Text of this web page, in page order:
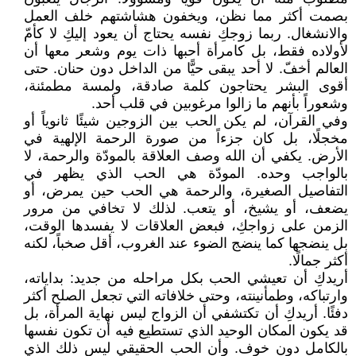
بصمت أكثر مما نظن، ويخفون هشاشتهم خلف العمل
والانشغال. ربما زوجكِ نفسه يحتاج أن يعود إليكِ لا كأمّ
لأولاده فقط، بل كامرأة أحبها ذات يوم وشعر معها أن
العالم أخفّ. لا أحد يبقى حيًّا من الداخل دون حنان. حتى
أقوى البشر يحتاجون كلمة صادقة، ولمسة مطمئنة،
وشعوراً بأنهم ما زالوا مرغوبين في قلب أحد.
وفي القرآن، لم يكن الحب بين الزوجين شيئًا ثانوياً أو
مخجلًا، بل كان جزءاً من صورة الرحمة الإلهية في
الأرض. يكفي أن الله وصف العلاقة بالمودّة والرحمة، لا
بالواجب وحده. المودّة هي الحب الذي يظهر في
التفاصيل الصغيرة، والرحمة هي الحب حين يمرض، أو
يضعف، أو يشيخ، أو يتعب. لذلك لا تخافي من مرور
الزمن على زواجكِ، فبعض العلاقات لا يفسدها الوقت،
بل ينضجها كما ينضج الضوء عند الغروب، أقل صخباً، لكنه
أكثر جمالًا.
أريدكِ أن تعيشي الحب بكل مراحله من جديد: بداياته،
وارتباكه، وطمأنينته، وحتى خلافاته التي تجعل الصلح أكثر
دفئًا. أريدكِ أن تكتشفي أن الزواج ليس نهاية المرأة، بل
قد يكون المكان الوحيد الذي تستطيع فيه أن تكون نفسها
بالكامل دون خوف. وأن الحب الحقيقي ليس ذلك الذي